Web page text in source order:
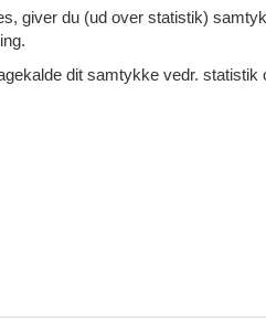
Michel - 14360 -
1 badeværelse
giver du (ud over statistik)
dit samtykke vedr. statistik